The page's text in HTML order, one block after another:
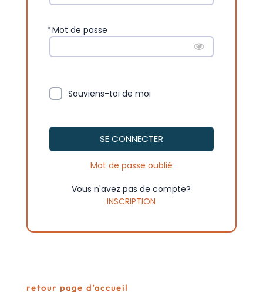
*Mot de passe
Souviens-toi de moi
SE CONNECTER
Mot de passe oublié
Vous n'avez pas de compte?
INSCRIPTION
retour page d’accueil